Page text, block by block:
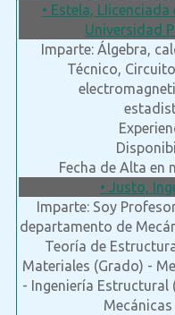
• Estela,
Universidad
Imparte: Álgebra,
Técnico,
Fecha de Alta en
• Justo,
Imparte: Soy
departamento de
Teoría de
Materiales (Grado) -
- Ingeniería Estructural
Mecánicas